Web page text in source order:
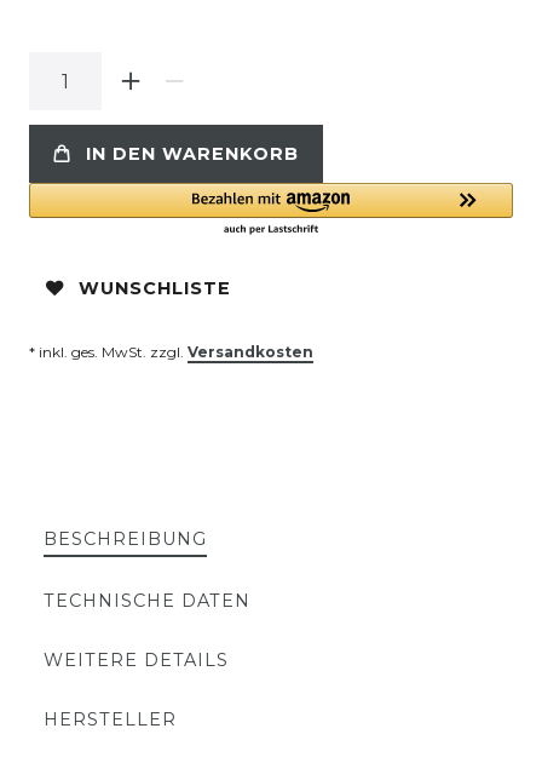
IN DEN WARENKORB
WUNSCHLISTE
* inkl. ges. MwSt. zzgl. Versandkosten
BESCHREIBUNG
TECHNISCHE DATEN
WEITERE DETAILS
HERSTELLER